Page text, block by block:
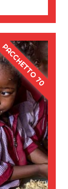
PACCHETTO 70